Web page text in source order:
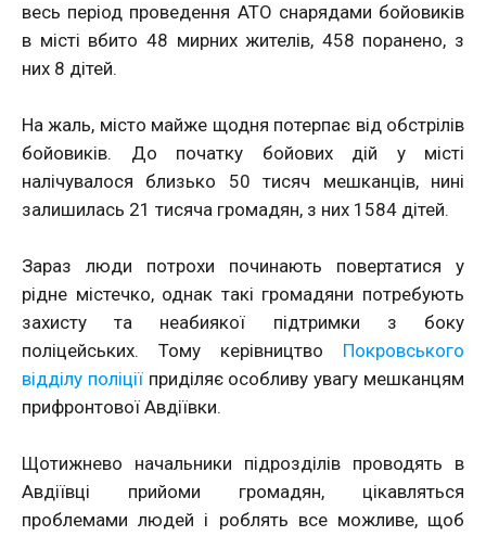
весь період проведення АТО снарядами бойовиків
в місті вбито 48 мирних жителів, 458 поранено, з
них 8 дітей.
На жаль, місто майже щодня потерпає від обстрілів
бойовиків. До початку бойових дій у місті
налічувалося близько 50 тисяч мешканців, нині
залишилась 21 тисяча громадян, з них 1584 дітей.
Зараз люди потрохи починають повертатися у
рідне містечко, однак такі громадяни потребують
захисту та неабиякої підтримки з боку
поліцейських. Тому керівництво Покровського
відділу поліціїприділяє особливу увагу мешканцям
прифронтової Авдіївки.
Щотижнево начальники підрозділів проводять в
Авдіївці прийоми громадян, цікавляться
проблемами людей і роблять все можливе, щоб